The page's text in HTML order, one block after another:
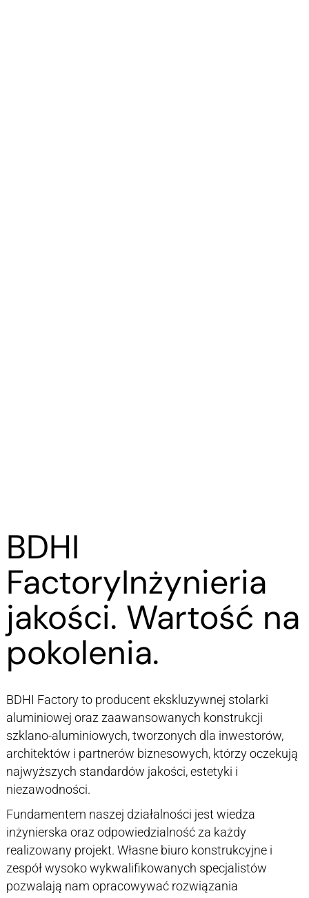
BDHI
FactoryInżynieria
jakości. Wartość na
pokolenia.
BDHI Factory to producent ekskluzywnej stolarki
aluminiowej oraz zaawansowanych konstrukcji
szklano-aluminiowych, tworzonych dla inwestorów,
architektów i partnerów biznesowych, którzy oczekują
najwyższych standardów jakości, estetyki i
niezawodności.
Fundamentem naszej działalności jest wiedza
inżynierska oraz odpowiedzialność za każdy
realizowany projekt. Własne biuro konstrukcyjne i
zespół wysoko wykwalifikowanych specjalistów
pozwalają nam opracowywać rozwiązania